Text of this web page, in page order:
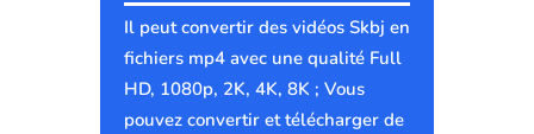
Il peut convertir des vidéos Skbj en
fichiers mp4 avec une qualité Full
HD, 1080p, 2K, 4K, 8K ; Vous
pouvez convertir et télécharger de